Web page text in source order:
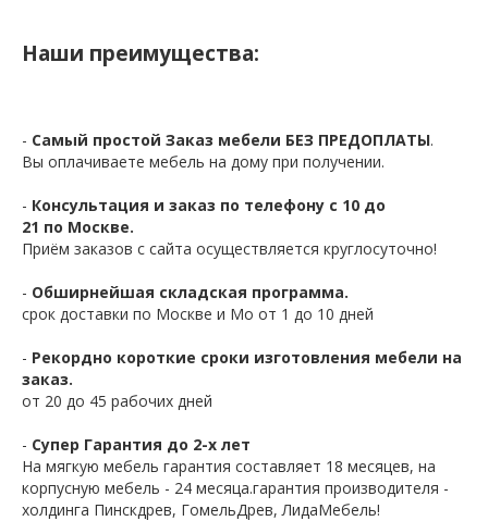
Наши преимущества:
- Самый простой Заказ мебели БЕЗ ПРЕДОПЛАТЫ.
Вы оплачиваете мебель на дому при получении.
- Консультация и заказ по телефону с 10 до
21 по Москве.
Приём заказов с сайта осуществляется круглосуточно!
- Обширнейшая складская программа.
срок доставки по Москве и Мо от 1 до 10 дней
- Рекордно короткие сроки изготовления мебели на
заказ.
от 20 до 45 рабочих дней
- Супер Гарантия до 2-х лет
На мягкую мебель гарантия составляет 18 месяцев, на
корпусную мебель - 24 месяца.гарантия производителя -
холдинга Пинскдрев, ГомельДрев, ЛидаМебель!